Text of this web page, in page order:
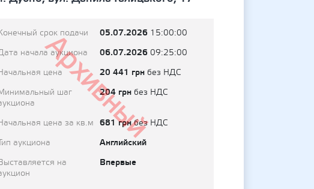
Архивный
срок подачи 05.07.2026 15:00:00
начала аукциона
06.07.2026 09:25:00
цена
20 441 грн без НДС
шаг
204 грн без НДС
цена за кв.м 681 грнбез НДС
аукциона
Английский
на
Впервые